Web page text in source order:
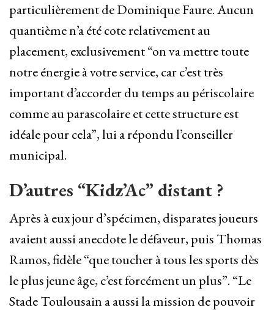
particulièrement de Dominique Faure. Aucun
quantième n’a été cote relativement au
placement, exclusivement “on va mettre toute
notre énergie à votre service, car c’est très
important d’accorder du temps au périscolaire
comme au parascolaire et cette structure est
idéale pour cela”, lui a répondu l’conseiller
municipal.
D’autres “Kidz’Ac” distant ?
Après à eux jour d’spécimen, disparates joueurs
avaient aussi anecdote le défaveur, puis Thomas
Ramos, fidèle “que toucher à tous les sports dès
le plus jeune âge, c’est forcément un plus”. “Le
Stade Toulousain a aussi la mission de pouvoir